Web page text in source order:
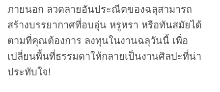
ภายนอก ลวดลายอันประณีตของฉลุสามารถ
สร้างบรรยากาศที่อบอุ่น หรูหรา หรือทันสมัยได้
ตามที่คุณต้องการ ลงทุนในงานฉลุวันนี้ เพื่อ
เปลี่ยนพื้นที่ธรรมดาให้กลายเป็นงานศิลปะที่น่า
ประทับใจ!